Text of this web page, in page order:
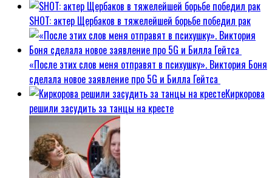
SHOT: актер Щербаков в тяжелейшей борьбе победил рак
«После этих слов меня отправят в психушку». Виктория Боня
сделала новое заявление про 5G и Билла Гейтса
Киркорова
решили засудить за танцы на кресте